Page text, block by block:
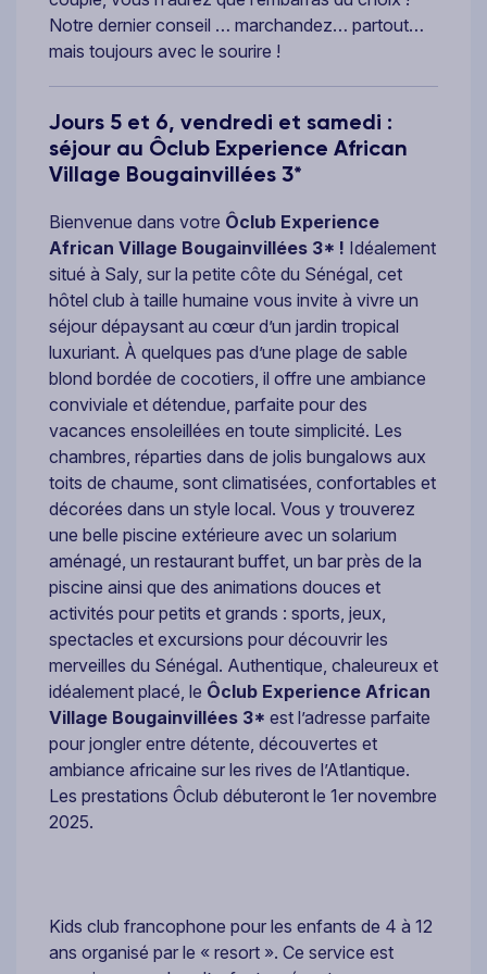
Notre dernier conseil … marchandez… partout…
mais toujours avec le sourire !
Jours 5 et 6, vendredi et samedi :
séjour au Ôclub Experience African
Village Bougainvillées 3*
Bienvenue dans votre Ôclub Experience
African Village Bougainvillées 3* ! Idéalement
situé à Saly, sur la petite côte du Sénégal, cet
hôtel club à taille humaine vous invite à vivre un
séjour dépaysant au cœur d’un jardin tropical
luxuriant. À quelques pas d’une plage de sable
blond bordée de cocotiers, il offre une ambiance
conviviale et détendue, parfaite pour des
vacances ensoleillées en toute simplicité. Les
chambres, réparties dans de jolis bungalows aux
toits de chaume, sont climatisées, confortables et
décorées dans un style local. Vous y trouverez
une belle piscine extérieure avec un solarium
aménagé, un restaurant buffet, un bar près de la
piscine ainsi que des animations douces et
activités pour petits et grands : sports, jeux,
spectacles et excursions pour découvrir les
merveilles du Sénégal. Authentique, chaleureux et
idéalement placé, le Ôclub Experience African
Village Bougainvillées 3* est l’adresse parfaite
pour jongler entre détente, découvertes et
ambiance africaine sur les rives de l’Atlantique.
Les prestations Ôclub débuteront le 1er novembre
2025.
Kids club francophone pour les enfants de 4 à 12
ans organisé par le « resort ». Ce service est